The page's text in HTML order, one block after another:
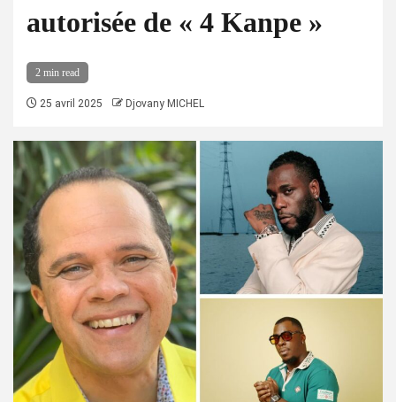
autorisée de « 4 Kanpe »
2 min read
25 avril 2025 Djovany MICHEL